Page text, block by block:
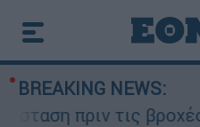
BREAKING NEWS:
πριν τις βροχές